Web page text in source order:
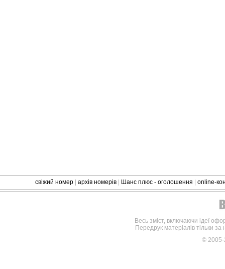
свіжий номер архів номерів Шанс плюс - оголошення online-
Весь зміст, включаючи ідеї
Передрук матеріалів тільки
©